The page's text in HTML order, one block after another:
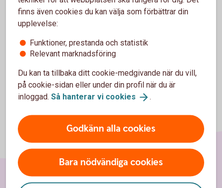
Försäkringar på ditt
finns även cookies du kan välja som förbättrar din
upplevelse:
Funktioner, prestanda och statistik
Relevant marknadsföring
Du kan ta tillbaka ditt cookie-medgivande när du vill,
på cookie-sidan eller under din profil när du är
inloggad. Så hanterar vi cookies .
Godkänn alla cookies
Bara nödvändiga cookies